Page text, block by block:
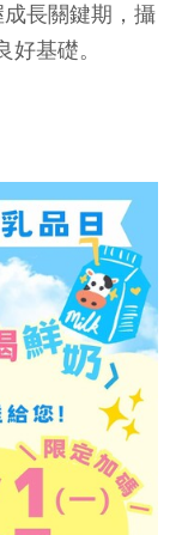
長關鍵期，攝
基礎。